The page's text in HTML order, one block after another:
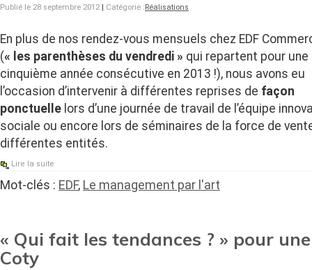
Publié le 28 septembre 2012| Catégorie :Réalisations
En plus de nos rendez-vous mensuels chez EDF
(« les parenthèses du vendredi » qui repartent pour une
cinquième année consécutive en 2013 !), nous avons eu
l’occasion d’intervenir à différentes reprises de façon
ponctuelle lors d’une journée de travail de l’équipe
sociale ou encore lors de séminaires de la force de
différentes entités.
Lire la suite
Mot-clés : EDF, Le management par l'art
« Qui fait les tendances ? » pour
Coty